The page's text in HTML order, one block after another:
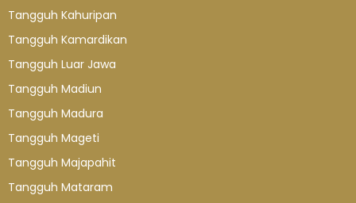
Tangguh Kahuripan
Tangguh Kamardikan
Tangguh Luar Jawa
Tangguh Madiun
Tangguh Madura
Tangguh Mageti
Tangguh Majapahit
Tangguh Mataram